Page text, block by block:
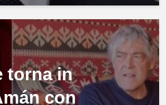
torna in
con